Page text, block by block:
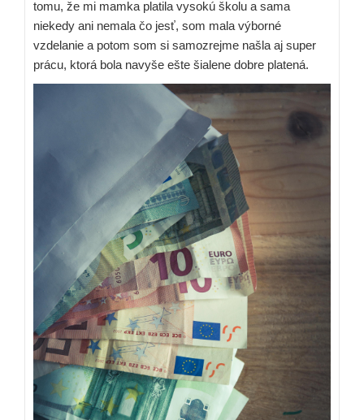
tomu, že mi mamka platila vysokú školu a sama
niekedy ani nemala čo jesť, som mala výborné
vzdelanie a potom som si samozrejme našla aj super
prácu, ktorá bola navyše ešte šialene dobre platená.